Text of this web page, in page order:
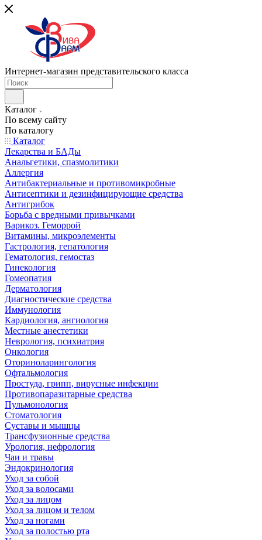
Интернет-магазин представительского класса
Каталог
По всему сайту
По каталогу
Каталог
Лекарства и БАДы
Анальгетики, спазмолитики
Аллергия
Антибактериальные и противомикробные
Антисептики и дезинфицирующие средства
Антигрибок
Борьба с вредными привычками
Варикоз. Геморрой
Витамины, микроэлементы
Гастрология, гепатология
Гематология, гемостаз
Гинекология
Гомеопатия
Дерматология
Диагностические средства
Иммунология
Кардиология, ангиология
Местные анестетики
Неврология, психиатрия
Онкология
Оториноларингология
Офтальмология
Простуда, грипп, вирусные инфекции
Противопаразитарные средства
Пульмонология
Стоматология
Суставы и мышцы
Трансфузионные средства
Урология, нефрология
Чаи и травы
Эндокринология
Уход за собой
Уход за волосами
Уход за лицом
Уход за лицом и телом
Уход за ногами
Уход за полостью рта